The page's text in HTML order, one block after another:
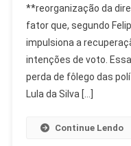
**reorganização da
fator que, segundo
impulsiona a
intenções de voto.
perda de fôlego das
Lula da Silva […]
Continue Lendo